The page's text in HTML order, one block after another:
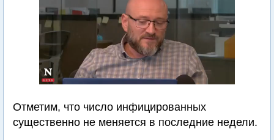
Отметим, что число инфицированных
существенно не меняется в последние недели.